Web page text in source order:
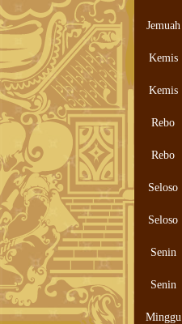
Jemuah
Kemis
Kemis
Rebo
Rebo
Seloso
Seloso
Senin
Senin
Minggu